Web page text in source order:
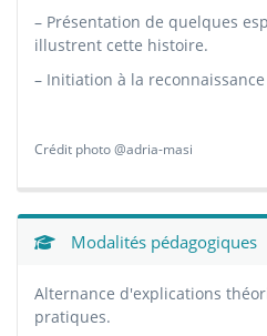
– Présentation de quelques
illustrent cette histoire.
– Initiation à la
Crédit photo @adria-masi
Modalités pédagogiques
Alternance d'explications
pratiques.